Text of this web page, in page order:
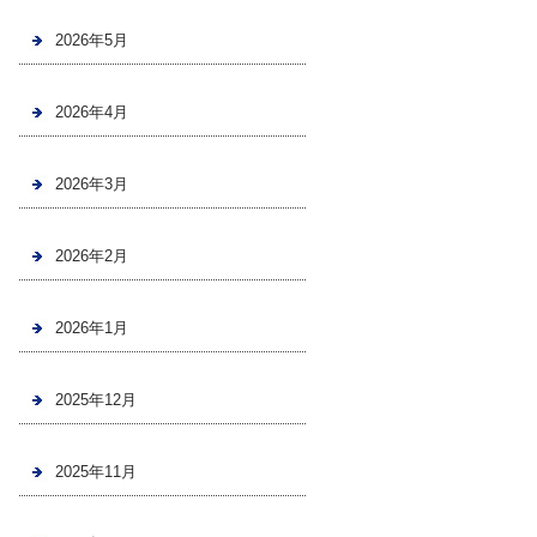
2026年5月
2026年4月
2026年3月
2026年2月
2026年1月
2025年12月
2025年11月